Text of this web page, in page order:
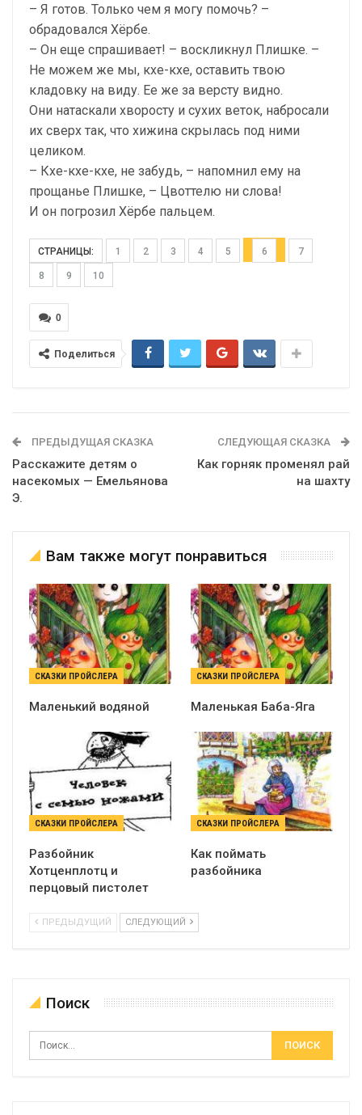
– Я готов. Только чем я могу помочь? –
обрадовался Хёрбе.
– Он еще спрашивает! – воскликнул Плишке. –
Не можем же мы, кхе-кхе, оставить твою
кладовку на виду. Ее же за версту видно.
Они натаскали хворосту и сухих веток, набросали
их сверх так, что хижина скрылась под ними
целиком.
– Кхе-кхе-кхе, не забудь, – напомнил ему на
прощанье Плишке, – Цвоттелю ни слова!
И он погрозил Хёрбе пальцем.
СТРАНИЦЫ: 1 2 3 4 5 6 7
8 9 10
0
Поделиться
ПРЕДЫДУЩАЯ СКАЗКА
Расскажите детям о
насекомых — Емельянова
Э.
СЛЕДУЮЩАЯ СКАЗКА
Как горняк променял рай
на шахту
Вам также могут понравиться
СКАЗКИ ПРОЙСЛЕРА
Маленький водяной
СКАЗКИ ПРОЙСЛЕРА
Маленькая Баба-Яга
СКАЗКИ ПРОЙСЛЕРА
Разбойник
Хотценплотц и
перцовый пистолет
СКАЗКИ ПРОЙСЛЕРА
Как поймать
разбойника
ПРЕДЫДУЩИЙ СЛЕДУЮЩИЙ
Поиск